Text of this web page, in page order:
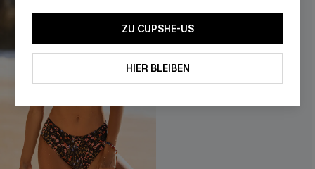
ZU CUPSHE-US
HIER BLEIBEN